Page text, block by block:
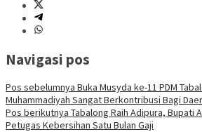
Navigasi pos
Pos sebelumnya Buka Musyda ke-11 PDM
Muhammadiyah Sangat Berkontribusi Bagi
Pos berikutnya Tabalong Raih Adipura, Bupati
Petugas Kebersihan Satu Bulan Gaji